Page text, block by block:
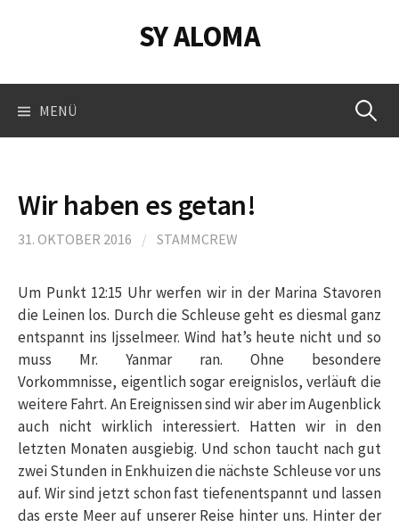
SY ALOMA
MENÜ Suchen
Wir haben es getan!
31. OKTOBER 2016 / STAMMCREW
Um Punkt 12:15 Uhr werfen wir in der Marina Stavoren
die Leinen los. Durch die Schleuse geht es diesmal ganz
entspannt ins Ijsselmeer. Wind hat’s heute nicht und so
muss Mr. Yanmar ran. Ohne besondere
Vorkommnisse, eigentlich sogar ereignislos, verläuft die
weitere Fahrt. An Ereignissen sind wir aber im Augenblick
auch nicht wirklich interessiert. Hatten wir in den
letzten Monaten ausgiebig. Und schon taucht nach gut
zwei Stunden in Enkhuizen die nächste Schleuse vor uns
auf. Wir sind jetzt schon fast tiefenentspannt und lassen
das erste Meer auf unserer Reise hinter uns. Hinter der